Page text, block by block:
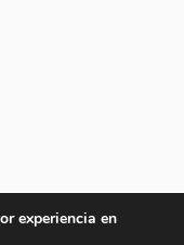
experiencia en